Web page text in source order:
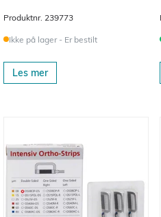
Produktnr. 239773
Ikke på lager - Er bestilt
Les mer